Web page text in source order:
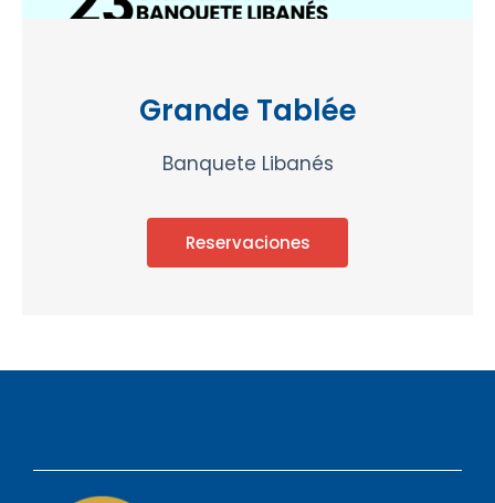
Grande Tablée
Banquete Libanés
Reservaciones